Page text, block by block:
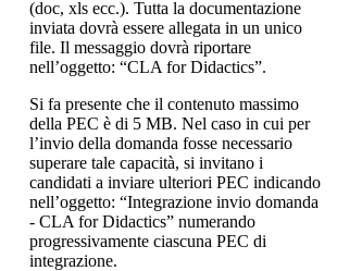
(doc, xls ecc.). Tutta la documentazione
inviata dovrà essere allegata in un unico
file. Il messaggio dovrà riportare
nell’oggetto: “CLA for Didactics”.
Si fa presente che il contenuto massimo
della PEC è di 5 MB. Nel caso in cui per
l’invio della domanda fosse necessario
superare tale capacità, si invitano i
candidati a inviare ulteriori PEC indicando
nell’oggetto: “Integrazione invio domanda
- CLA for Didactics” numerando
progressivamente ciascuna PEC di
integrazione.